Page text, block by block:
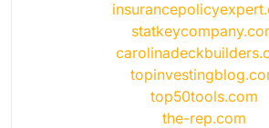
top50tools.com
the-rep.com